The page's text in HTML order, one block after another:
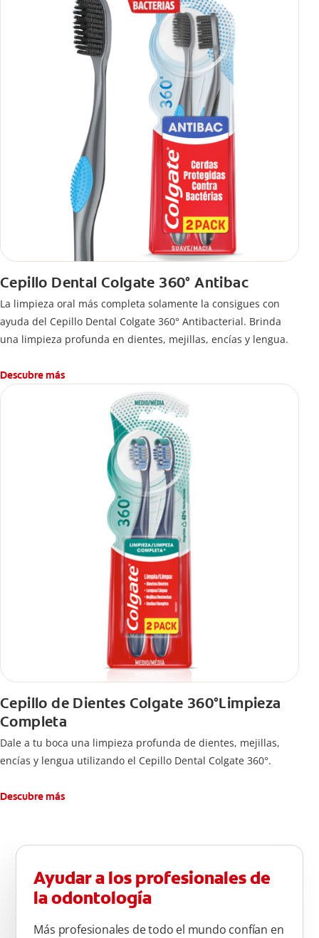
Cepillo Dental Colgate 360° Antibac
La limpieza oral más completa solamente la consigues con
ayuda del Cepillo Dental Colgate 360° Antibacterial. Brinda
una limpieza profunda en dientes, mejillas, encías y lengua.
Descubre más
Cepillo de Dientes Colgate 360°Limpieza
Completa
Dale a tu boca una limpieza profunda de dientes, mejillas,
encías y lengua utilizando el Cepillo Dental Colgate 360°.
Descubre más
Ayudar a los profesionales de
la odontología
Más profesionales de todo el mundo confían en